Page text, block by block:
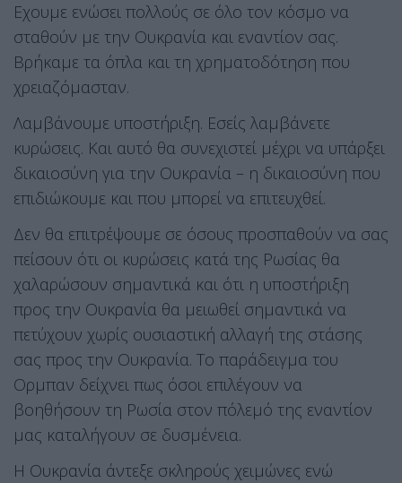
Εχουμε ενώσει πολλούς σε όλο τον κόσμο να
σταθούν με την Ουκρανία και εναντίον σας.
Βρήκαμε τα όπλα και τη χρηματοδότηση που
χρειαζόμασταν.
Λαμβάνουμε υποστήριξη. Εσείς λαμβάνετε
κυρώσεις. Και αυτό θα συνεχιστεί μέχρι να υπάρξει
δικαιοσύνη για την Ουκρανία – η δικαιοσύνη που
επιδιώκουμε και που μπορεί να επιτευχθεί.
Δεν θα επιτρέψουμε σε όσους προσπαθούν να σας
πείσουν ότι οι κυρώσεις κατά της Ρωσίας θα
χαλαρώσουν σημαντικά και ότι η υποστήριξη
προς την Ουκρανία θα μειωθεί σημαντικά να
πετύχουν χωρίς ουσιαστική αλλαγή της στάσης
σας προς την Ουκρανία. Το παράδειγμα του
Ορμπαν δείχνει πως όσοι επιλέγουν να
βοηθήσουν τη Ρωσία στον πόλεμό της εναντίον
μας καταλήγουν σε δυσμένεια.
Η Ουκρανία άντεξε σκληρούς χειμώνες ενώ